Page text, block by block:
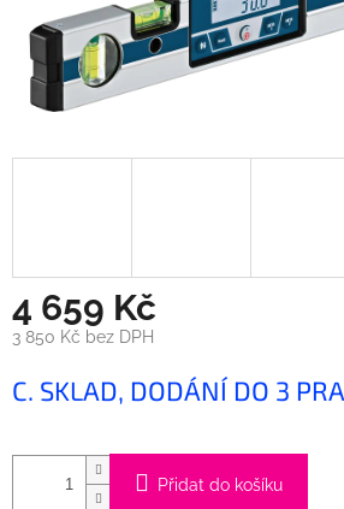
4 659 Kč
3 850 Kč bez DPH
cena:
C. SKLAD, DODÁNÍ DO 3
Přidat do košíku